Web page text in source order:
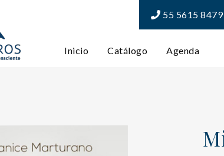
55 5615
Inicio Catálogo Agenda